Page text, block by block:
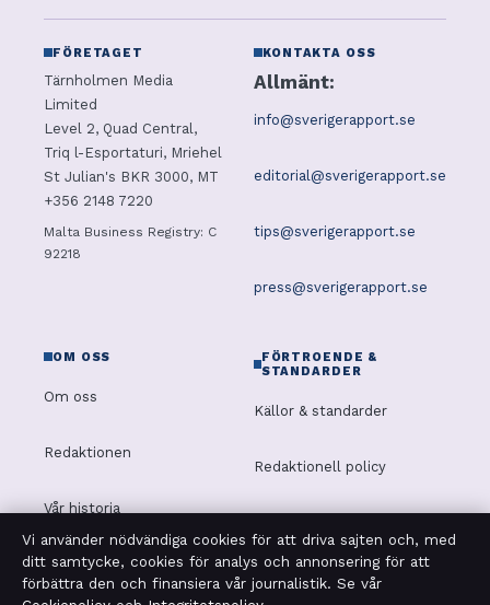
FÖRETAGET
Tärnholmen Media
Limited
Level 2, Quad Central,
Triq l-Esportaturi, Mriehel
St Julian's BKR 3000, MT
+356 2148 7220
Malta Business Registry: C
92218
KONTAKTA OSS
Allmänt:
info@sverigerapport.se
editorial@sverigerapport.se
tips@sverigerapport.se
press@sverigerapport.se
OM OSS
Om oss
Redaktionen
Vår historia
Nyhetsbrev
FÖRTROENDE &
STANDARDER
Källor & standarder
Redaktionell policy
Tillgänglighetsredogörelse
Vi använder nödvändiga cookies för att driva sajten och, med
ditt samtycke, cookies för analys och annonsering för att
förbättra den och finansiera vår journalistik. Se vår